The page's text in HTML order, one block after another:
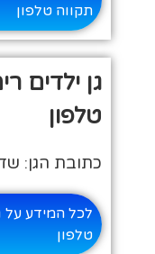
תקווה טלפון
גן ילדים
טלפון
כתובת הגן:
לכל המידע על
טלפון